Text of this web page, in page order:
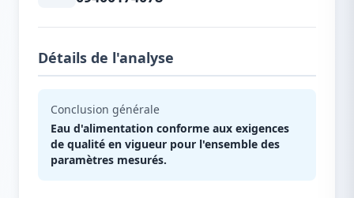
Détails de l'analyse
Conclusion générale
Eau d'alimentation conforme aux exigences
de qualité en vigueur pour l'ensemble des
paramètres mesurés.